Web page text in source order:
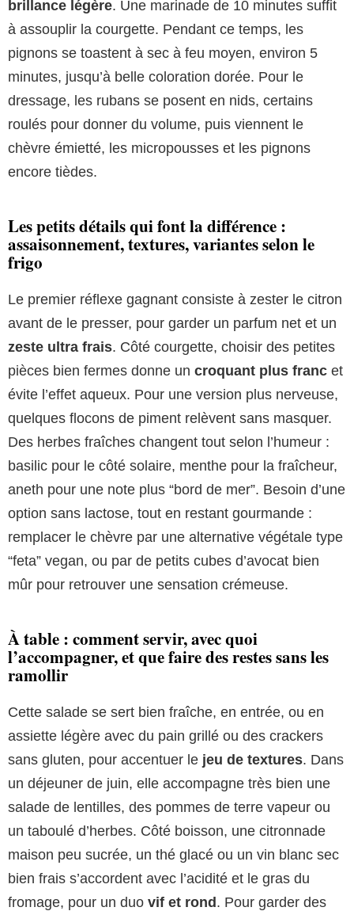
brillance légère. Une marinade de 10 minutes suffit
à assouplir la courgette. Pendant ce temps, les
pignons se toastent à sec à feu moyen, environ 5
minutes, jusqu’à belle coloration dorée. Pour le
dressage, les rubans se posent en nids, certains
roulés pour donner du volume, puis viennent le
chèvre émietté, les micropousses et les pignons
encore tièdes.
Les petits détails qui font la différence :
assaisonnement, textures, variantes selon le
frigo
Le premier réflexe gagnant consiste à zester le citron
avant de le presser, pour garder un parfum net et un
zeste ultra frais. Côté courgette, choisir des petites
pièces bien fermes donne un croquant plus franc et
évite l’effet aqueux. Pour une version plus nerveuse,
quelques flocons de piment relèvent sans masquer.
Des herbes fraîches changent tout selon l’humeur :
basilic pour le côté solaire, menthe pour la fraîcheur,
aneth pour une note plus “bord de mer”. Besoin d’une
option sans lactose, tout en restant gourmande :
remplacer le chèvre par une alternative végétale type
“feta” vegan, ou par de petits cubes d’avocat bien
mûr pour retrouver une sensation crémeuse.
À table : comment servir, avec quoi
l’accompagner, et que faire des restes sans les
ramollir
Cette salade se sert bien fraîche, en entrée, ou en
assiette légère avec du pain grillé ou des crackers
sans gluten, pour accentuer le jeu de textures. Dans
un déjeuner de juin, elle accompagne très bien une
salade de lentilles, des pommes de terre vapeur ou
un taboulé d’herbes. Côté boisson, une citronnade
maison peu sucrée, un thé glacé ou un vin blanc sec
bien frais s’accordent avec l’acidité et le gras du
fromage, pour un duo vif et rond. Pour garder des